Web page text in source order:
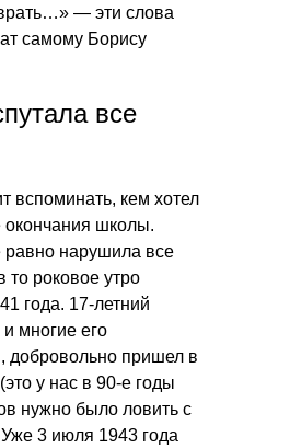
— эти слова
самому Борису
все
вспоминать, кем хотел
окончания школы.
равно нарушила все
то роковое утро
года. 17-летний
многие его
добровольно пришел в
у нас в 90-е годы
нужно было ловить с
3 июля 1943 года